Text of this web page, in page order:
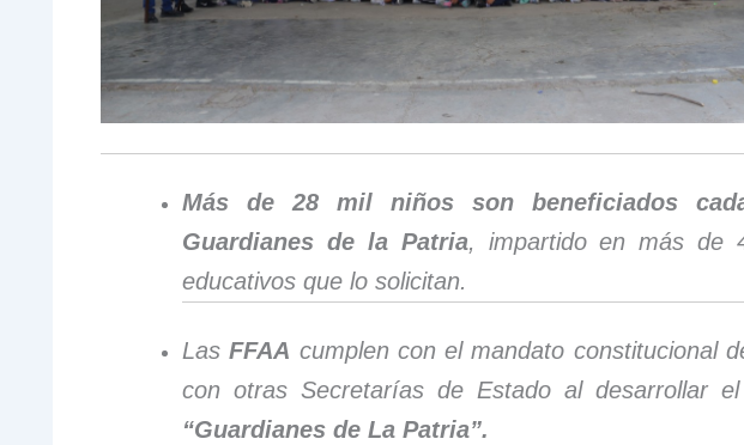
Más de 28 mil niños son beneficiados
Guardianes de la Patria, impartido en más de
educativos que lo solicitan.
Las FFAA cumplen con el mandato constitucional
con otras Secretarías de Estado al desarrollar el
“Guardianes de La Patria”.